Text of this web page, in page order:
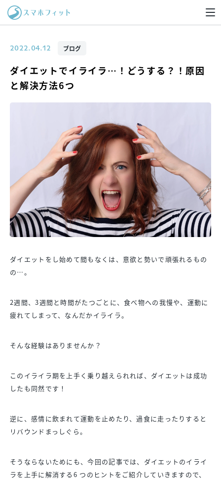
2022.04.12 ブログ
ダイエットでイライラ…！どうする？！原因
と解決方法6つ
ダイエットをし始めて間もなくは、意欲と勢いで頑張れるもの
の…。
2週間、3週間と時間がたつごとに、食べ物への我慢や、運動に
疲れてしまって、なんだかイライラ。
そんな経験はありませんか？
このイライラ期を上手く乗り越えられれば、ダイエットは成功
したも同然です！
逆に、感情に飲まれて運動を止めたり、過食に走ったりすると
リバウンドまっしぐら。
そうならないためにも、今回の記事では、ダイエットのイライ
ラを上手に解消する6 つのヒントをご紹介していきますので、